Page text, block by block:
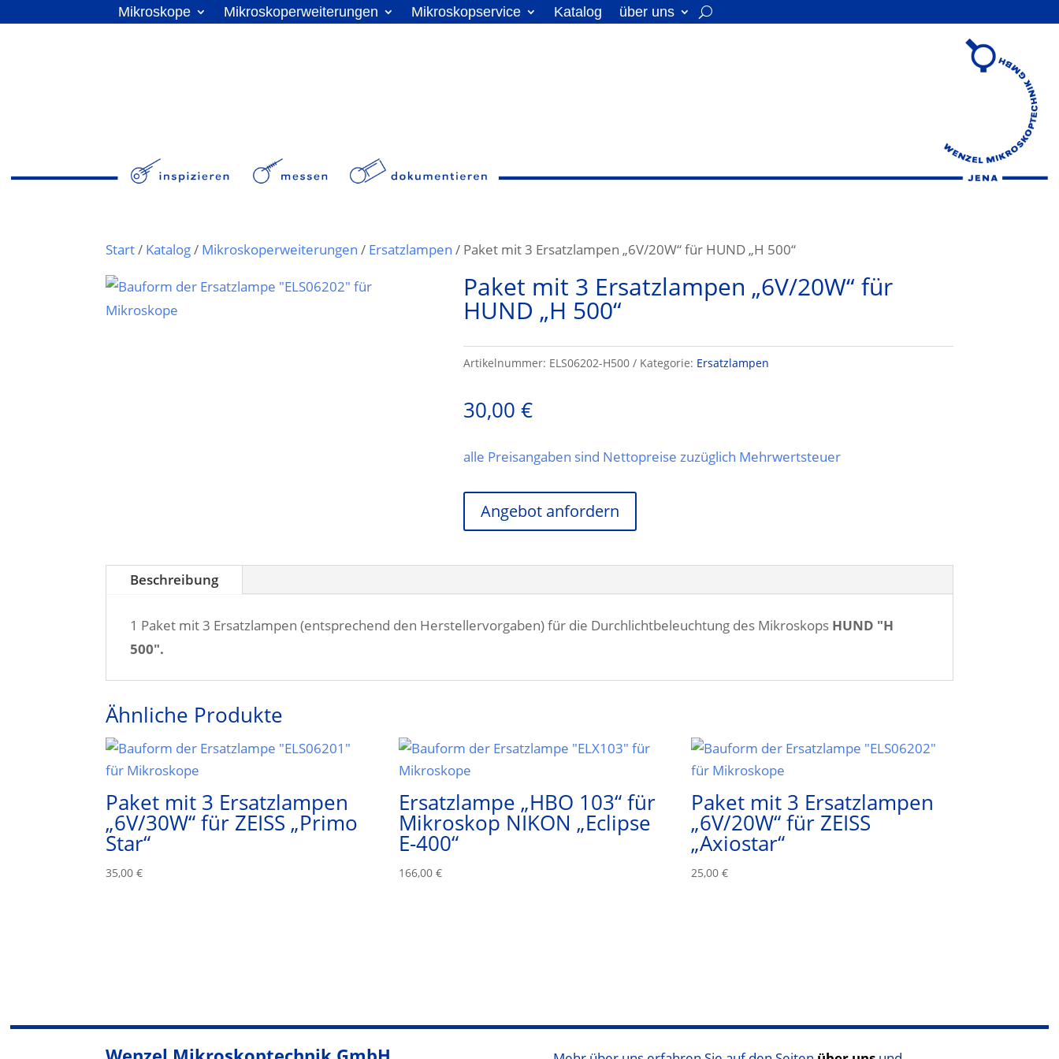
Mikroskope Mikroskoperweiterungen Mikroskopservice Katalog über uns
Start/ Katalog/ Mikroskoperweiterungen / Ersatzlampen / Paket mit 3 Ersatzlampen „6V/20W“ für HUND „H 500“
Paket mit 3 Ersatzlampen „6V/20W“ für
HUND „H 500“
Artikelnummer: ELS06202-H500 Kategorie: Ersatzlampen
30,00€
alle Preisangaben sind Nettopreise zuzüglich Mehrwertsteuer
Angebot anfordern
Beschreibung
1 Paket mit 3 Ersatzlampen (entsprechend den Herstellervorgaben) für die Durchlichtbeleuchtung des Mikroskops HUND "H
500".
Ähnliche Produkte
Paket mit 3 Ersatzlampen
„6V/30W“ für ZEISS „Primo
Star“
35,00€
Ersatzlampe „HBO 103“ für
Mikroskop NIKON „Eclipse
E-400“
166,00 €
Paket mit 3 Ersatzlampen
„6V/20W“ für ZEISS
„Axiostar“
25,00€